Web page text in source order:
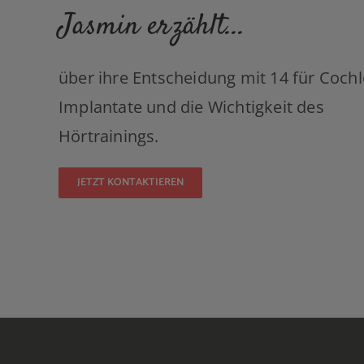
Jasmin erzählt...
über ihre Entscheidung mit 14 für
Implantate und die Wichtigkeit des
Hörtrainings.
JETZT KONTAKTIEREN